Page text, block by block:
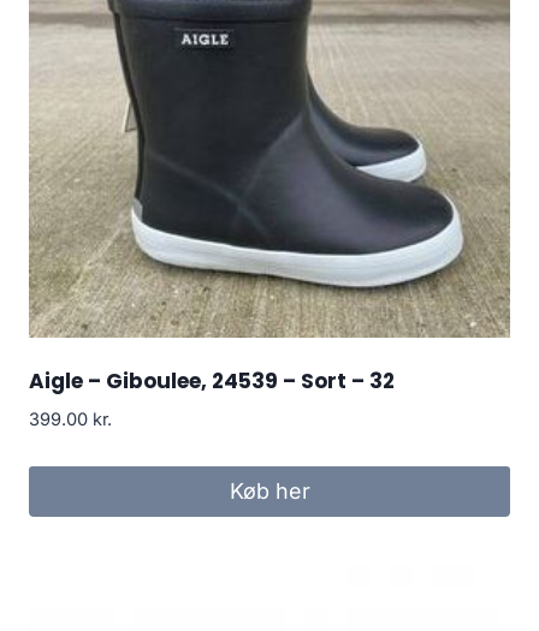
Aigle – Giboulee, 24539 – Sort – 32
399.00 kr.
Køb her